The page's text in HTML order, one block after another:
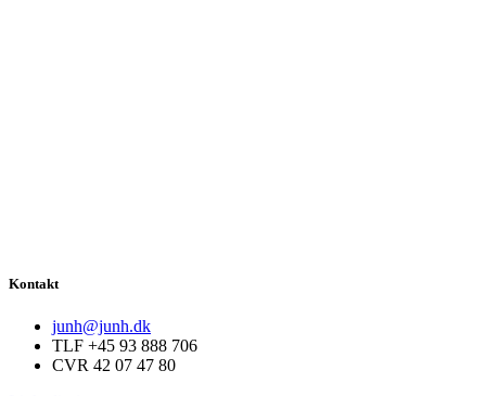
Kontakt
junh@junh.dk
TLF +45 93 888 706
CVR 42 07 47 80